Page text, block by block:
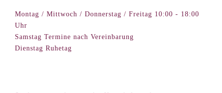
Montag / Mittwoch / Donnerstag / Freitag 10:00 - 18:00
Uhr
Samstag Termine nach Vereinbarung
Dienstag Ruhetag